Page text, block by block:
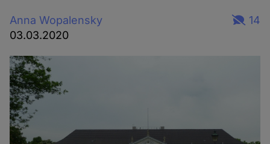
Anna Wopalensky
03.03.2020
14